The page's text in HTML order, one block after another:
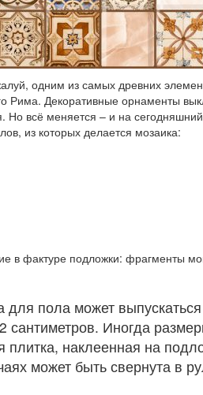
одним из самых древних
Рима. Декоративные орнаменты
Но всё меняется – и на
из которых делается мозаика:
в фактуре подложки: фрагменты
для пола может
сантиметров. Иногда
плитка, наклеенная на
может быть свернута в